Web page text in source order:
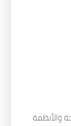
والأنظمة